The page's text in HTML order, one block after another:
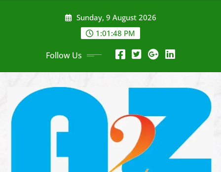
Sunday, 9 August 2026
1:01:50 PM
Follow Us